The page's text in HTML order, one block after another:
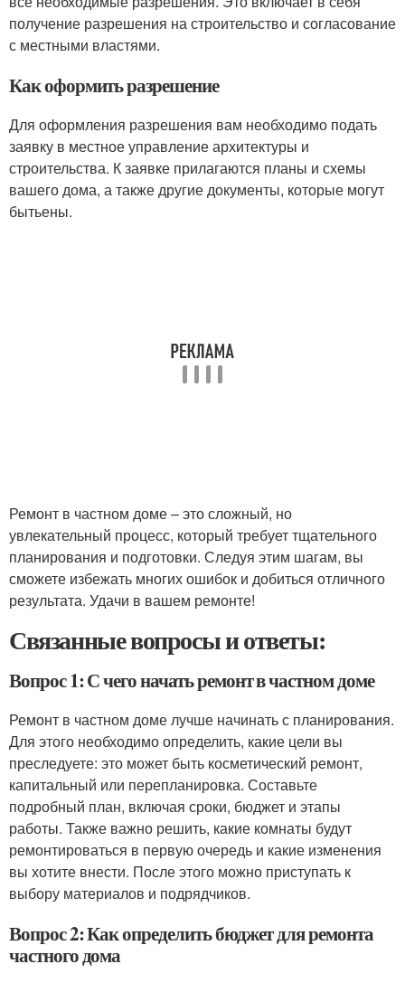
получение разрешения на строительство и согласование
с местными властями.
Как оформить разрешение
Для оформления разрешения вам необходимо подать
заявку в местное управление архитектуры и
строительства. К заявке прилагаются планы и схемы
вашего дома, а также другие документы, которые могут
бытьены.
Ремонт в частном доме – это сложный, но
увлекательный процесс, который требует тщательного
планирования и подготовки. Следуя этим шагам, вы
сможете избежать многих ошибок и добиться отличного
результата. Удачи в вашем ремонте!
Связанные вопросы и ответы:
Вопрос 1: С чего начать ремонт в частном доме
Ремонт в частном доме лучше начинать с планирования.
Для этого необходимо определить, какие цели вы
преследуете: это может быть косметический ремонт,
капитальный или перепланировка. Составьте
подробный план, включая сроки, бюджет и этапы
работы. Также важно решить, какие комнаты будут
ремонтироваться в первую очередь и какие изменения
вы хотите внести. После этого можно приступать к
выбору материалов и подрядчиков.
Вопрос 2: Как определить бюджет для ремонта
частного дома